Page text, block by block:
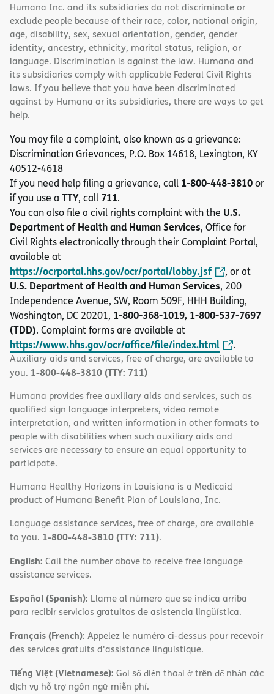
Humana Inc. and its subsidiaries do not discriminate or
exclude people because of their race, color, national origin,
age, disability, sex, sexual orientation, gender, gender
identity, ancestry, ethnicity, marital status, religion, or
language. Discrimination is against the law. Humana and
its subsidiaries comply with applicable Federal Civil Rights
laws. If you believe that you have been discriminated
against by Humana or its subsidiaries, there are ways to get
help.
You may file a complaint, also known as a grievance:
Discrimination Grievances, P.O. Box 14618, Lexington, KY
40512-4618
If you need help filing a grievance, call 1-800-448-3810or
if you use a TTY, call 711.
You can also file a civil rights complaint with the U.S.
Department of Health and Human Services, Office for
Civil Rights electronically through their Complaint Portal,
available at
https://ocrportal.hhs.gov/ocr/portal/lobby.jsf , or at
U.S. Department of Health and Human Services, 200
Independence Avenue, SW, Room 509F, HHH Building,
Washington, DC 20201, 1-800-368-1019, 1-800-537-7697
(TDD). Complaint forms are available at
https://www.hhs.gov/ocr/office/file/index.html .
Auxiliary aids and services, free of charge, are available to
you. 1-800-448-3810 (TTY: 711)
Humana provides free auxiliary aids and services, such as
qualified sign language interpreters, video remote
interpretation, and written information in other formats to
people with disabilities when such auxiliary aids and
services are necessary to ensure an equal opportunity to
participate.
Humana Healthy Horizons in Louisiana is a Medicaid
product of Humana Benefit Plan of Louisiana, Inc.
Language assistance services, free of charge, are available
to you. 1-800-448-3810 (TTY: 711).
English: Call the number above to receive free language
assistance services.
Español (Spanish): Llame al número que se indica arriba
para recibir servicios gratuitos de asistencia lingüística.
Français (French): Appelez le numéro ci-dessus pour recevoir
des services gratuits d'assistance linguistique.
Tiếng Việt (Vietnamese): Gọi số điện thoại ở trên để nhận các
dịch vụ hỗ trợ ngôn ngữ miễn phí.